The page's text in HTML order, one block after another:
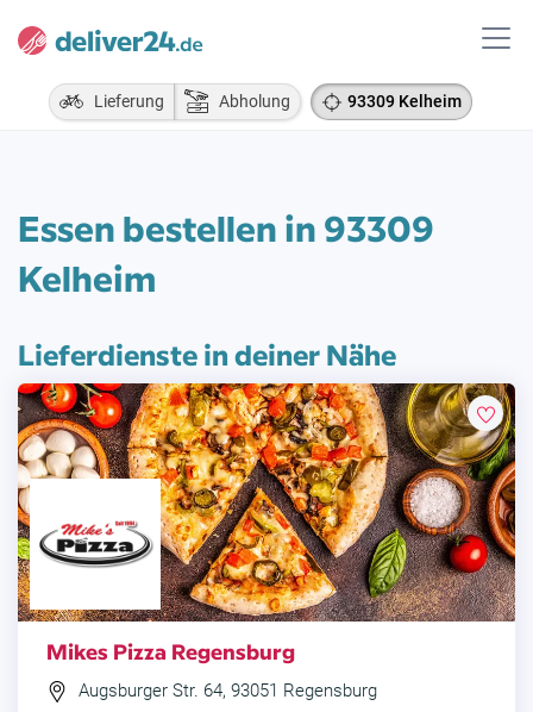
Lieferung Abholung 93309 Kelheim
Essen bestellen in 93309
Kelheim
Lieferdienste in deiner Nähe
Mikes Pizza Regensburg
Augsburger Str. 64, 93051 Regensburg